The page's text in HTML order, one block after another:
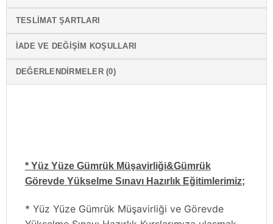
TESLIMAT ŞARTLARI
İADE VE DEĞIŞIM KOŞULLARI
DEĞERLENDIRMELER (0)
* Yüz Yüze Gümrük Müşavirliği&Gümrük
Görevde Yükselme Sınavı Hazırlık Eğitimlerimiz;
* Yüz Yüze Gümrük Müşavirliği ve Görevde